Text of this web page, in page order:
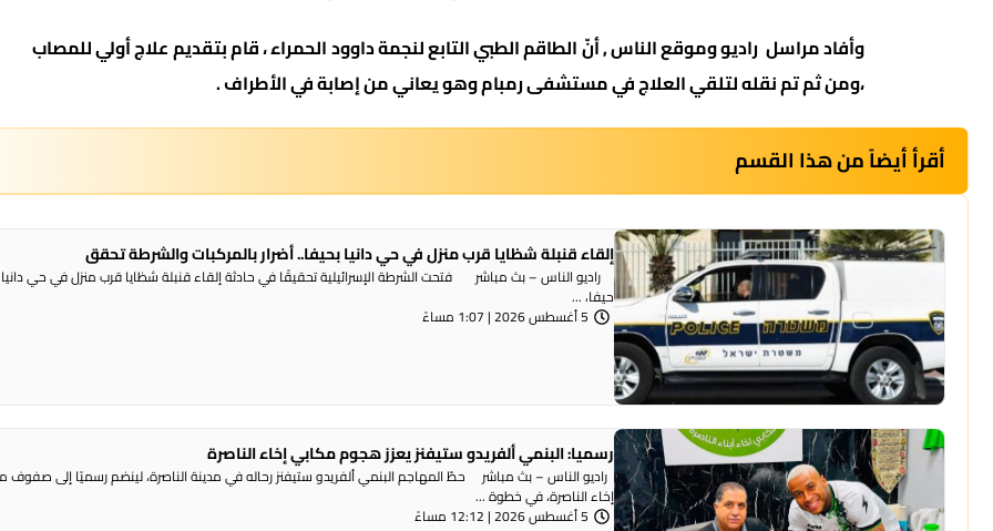
وأفاد مراسل راديو وموقع الناس , أنّ الطاقم الطبي التابع لنجمة داوود الحمراء ، قام بتقديم علاج أولي للمصاب
،ومن ثم تم نقله لتلقي العلاج في مستشفى رمبام وهو يعاني من إصابة في الأطراف .
أقرأ أيضاً من هذا القسم
إلقاء قنبلة شظايا قرب منزل في حي دانيا بحيفا.. أضرار بالمركبات والشرطة تحقق
راديو الناس – بث مباشر فتحت الشرطة الإسرائيلية تحقيقًا في حادثة إلقاء قنبلة شظايا قرب منزل في حي دانيا
حيفا، ...
5 أغسطس 2026 | 1:07 مساءً
رسميا: البنمي ألفريدو ستيفنز يعزز هجوم مكابي إخاء الناصرة
راديو الناس – بث مباشر حطّ المهاجم البنمي ألفريدو ستيفنز رحاله في مدينة الناصرة، لينضم رسميًا إلى صفوف
إخاء الناصرة، في خطوة ...
5 أغسطس 2026 | 12:12 مساءً